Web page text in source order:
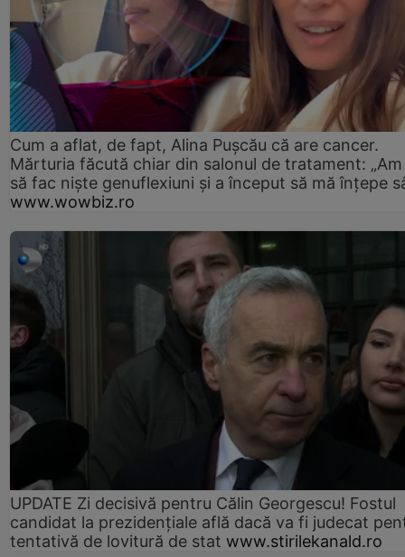
Cum a aflat, de fapt, Alina Pușcău că are cancer.
Mărturia făcută chiar din salonul de tratament:
să fac niște genuflexiuni și a început să mă înțepe
www.wowbiz.ro
UPDATE Zi decisivă pentru Călin Georgescu! Fostul
candidat la prezidențiale află dacă va fi judecat
tentativă de lovitură de stat www.stirilekanald.ro